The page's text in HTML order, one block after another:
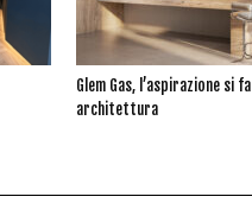
Glem Gas, l’aspirazione si fa
architettura